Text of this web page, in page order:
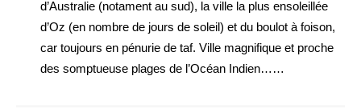
d’Australie (notament au sud), la ville la plus ensoleillée
d’Oz (en nombre de jours de soleil) et du boulot à foison,
car toujours en pénurie de taf. Ville magnifique et proche
des somptueuse plages de l’Océan Indien……